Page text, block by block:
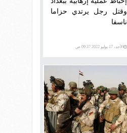
وقتل رجل يرتدي حزاما
ناسفا
الأحد، 17 يوليو 2022 09:37 ص